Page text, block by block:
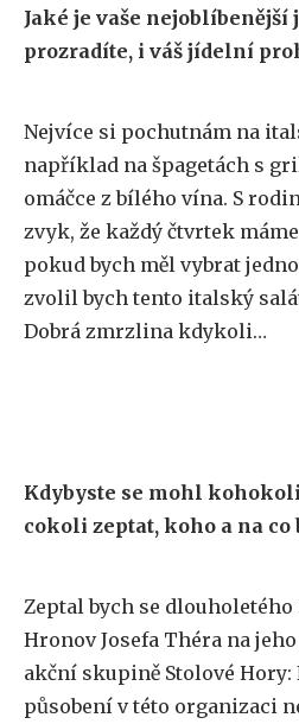
Jaké je vaše nejoblíbenější
prozradíte, i váš jídelní
Nejvíce si pochutnám na
například na špagetách s
omáčce z bílého vína. S
zvyk, že každý čtvrtek
pokud bych měl vybrat
zvolil bych tento italský
Dobrá zmrzlina kdykoli…
Kdybyste se mohl
cokoli zeptat, koho a na co
Zeptal bych se
Hronov Josefa Théra na
akční skupině Stolové Hory:
působení v této organizaci